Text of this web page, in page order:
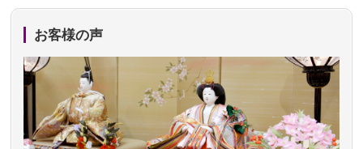
2026/08/05 11:33
2026/08/04 17:34 西亀有の方からお申込み
2026/08/04 15:40 千葉県の方からお申込み
2026/08/04 14:04 東京都の方からお申込み
お客様の声